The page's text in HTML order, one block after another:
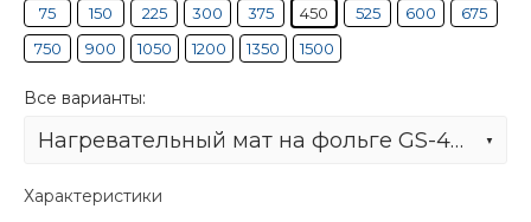
75 150 225 300 375 450 525 600
675
750
900 1050 1200 1350 1500
Все варианты:
Нагревательный мат на фольге GS-450-3,0
Характеристики